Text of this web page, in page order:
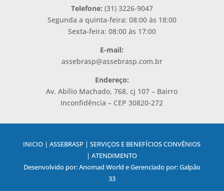
Telefone: (31) 3226-9047
Segunda a quinta-feira: 08:00 às 18:00
Sexta-feira: 08:00 às 17:00
E-mail:
assebrasp@assebrasp.com.br
Endereço:
Av. Abílio Machado, 768, cj 107 – Bairro
Inconfidência – CEP 30820-272
INICIO | ASSEBRASP | SERVIÇOS E BENEFÍCIOS CONVÊNIOS
| ATENDIMENTO
Desenvolvido por: Anomad World e Gerenciado por: Galpão
33